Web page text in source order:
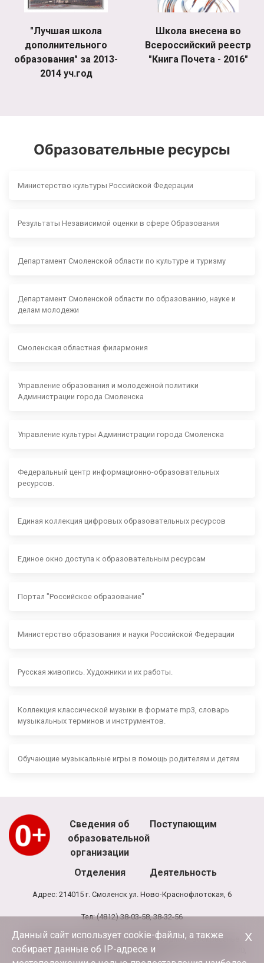
"Лучшая школа
дополнительного
образования" за 2013-
2014 уч.год
Школа внесена во
Всероссийский реестр
"Книга Почета - 2016"
Образовательные ресурсы
Министерство культуры Российской Федерации
Результаты Независимой оценки в сфере Образования
Департамент Смоленской области по культуре и туризму
Департамент Смоленской области по образованию, науке и
делам молодежи
Смоленская областная филармония
Управление образования и молодежной политики
Администрации города Смоленска
Управление культуры Администрации города Смоленска
Федеральный центр информационно-образовательных
ресурсов.
Единая коллекция цифровых образовательных ресурсов
Единое окно доступа к образовательным ресурсам
Портал "Российское образование"
Министерство образования и науки Российской Федерации
Русская живопись. Художники и их работы.
Коллекция классической музыки в формате mp3, словарь
музыкальных терминов и инструментов.
Обучающие музыкальные игры в помощь родителям и детям
Сведения об
образовательной
организации
Поступающим
Отделения Деятельность
Адрес: 214015 г. Смоленск ул. Ново-Краснофлотская, 6
Тел: (4812) 38-03-58, 38-32-56
Режим работы школы: 8.00 - 20.00, выходной - воскресенье
Режим работы администрации и бухгалтерии школы: 9.00-17.30,
Данный сайт использует cookie-файлы, а также
собирает данные об IP-адресе и
Х